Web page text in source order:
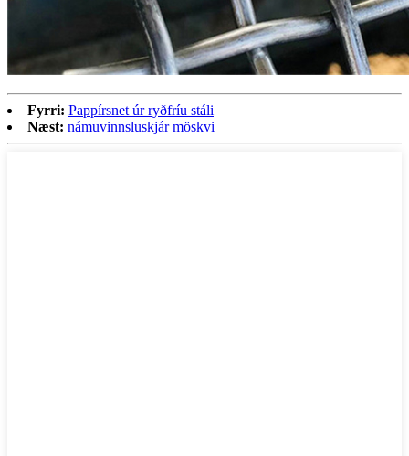
Fyrri: Pappírsnet úr ryðfríu stáli
Næst: námuvinnsluskjár möskvi